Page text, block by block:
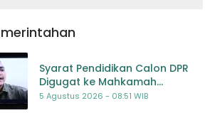
Syarat Pendidikan Calon DPR
Digugat ke Mahkamah
Konstitusi
5 Agustus 2026 - 08:51 WIB